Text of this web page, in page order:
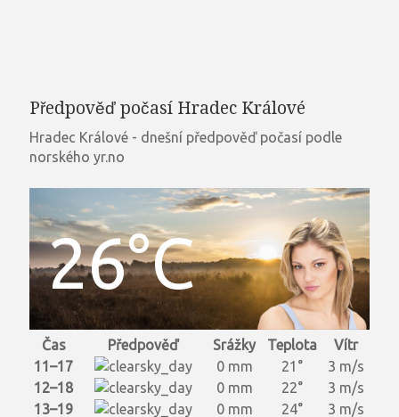
Předpověď počasí Hradec Králové
Hradec Králové - dnešní předpověď počasí podle
norského yr.no
26°C
Čas Předpověď Srážky Teplota
Vítr
11–17
0 mm 21°
3 m/s
12–18
0 mm 22°
3 m/s
13–19
0 mm 24°
3 m/s